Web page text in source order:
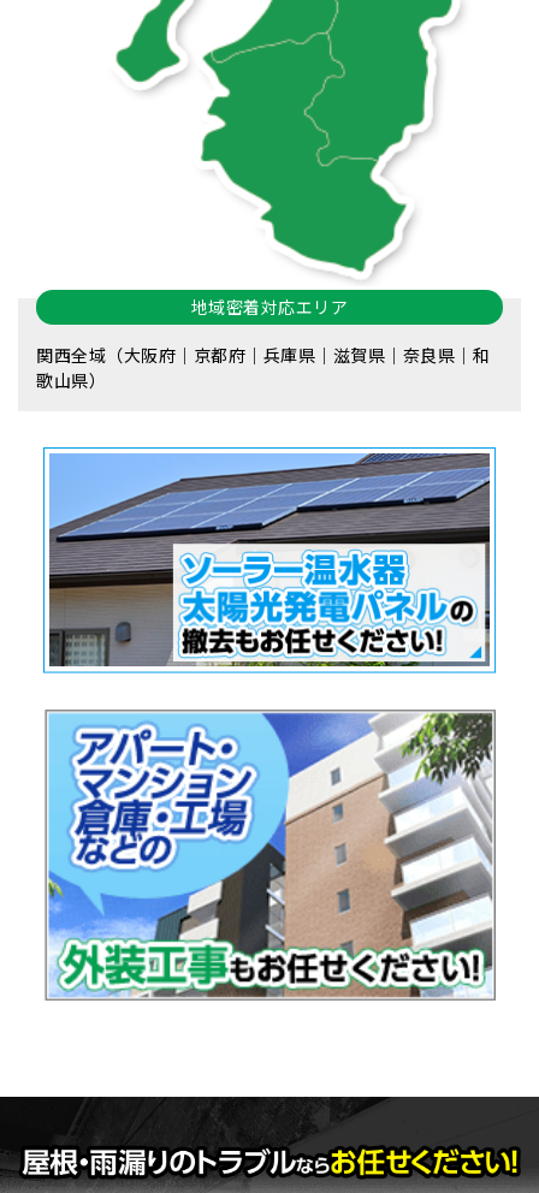
地域密着対応エリア
関西全域（大阪府｜京都府｜兵庫県｜滋賀県｜奈良県｜和
歌山県）